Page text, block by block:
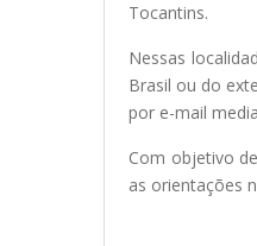
Tocantins.
Nessas
Brasil ou do
por e-mail
Com objetivo
as orientações